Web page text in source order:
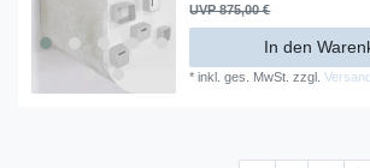
UVP 875,00 €
In den
*inkl. ges. MwSt. zzgl.